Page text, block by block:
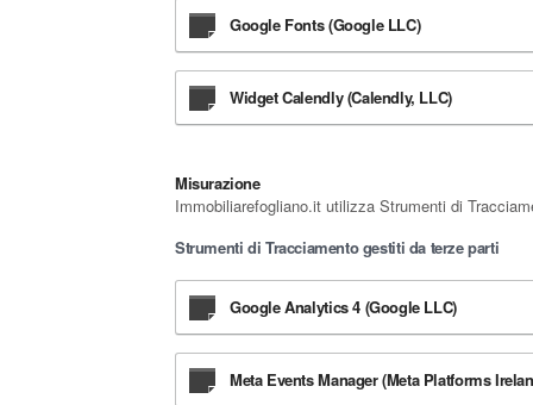
Google Fonts (Google LLC)
Widget Calendly (Calendly, LLC)
Misurazione
Immobiliarefogliano.it utilizza Strumenti di
Strumenti di Tracciamento gestiti da terze parti
Google Analytics 4 (Google LLC)
Meta Events Manager (Meta Platforms